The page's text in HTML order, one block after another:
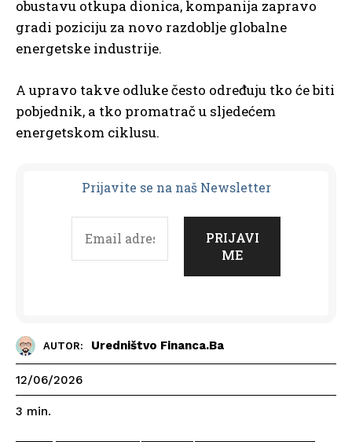
obustavu otkupa dionica, kompanija zapravo
gradi poziciju za novo razdoblje globalne
energetske industrije.
A upravo takve odluke često određuju tko će biti
pobjednik, a tko promatrač u sljedećem
energetskom ciklusu.
Prijavite se na naš Newsletter
AUTOR: Uredništvo Financa.ba
12/06/2026
3 min.